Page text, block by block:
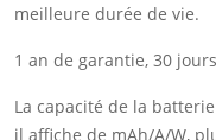
meilleure durée de vie.
1 an de garantie, 30
La capacité de la
il affiche de mAh/A/W,